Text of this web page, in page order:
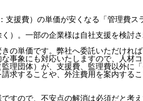
援費）の単価が安くなる「管理費ス
）。一部の企業様は自社支援を検討
の単価です。弊社へ委託いただけれ
象にも対応いたしますので、人材
理団体）が、支援費、監理費以外に
求することや、外注費用を案内するこ
すので、不安点の解消は必須だと考